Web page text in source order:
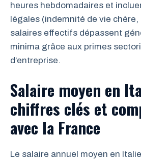
heures hebdomadaires et
légales (indemnité de vie
salaires effectifs dépassent
minima grâce aux primes
d’entreprise.
Salaire moyen en
chiffres clés et
avec la France
Le salaire annuel moyen en